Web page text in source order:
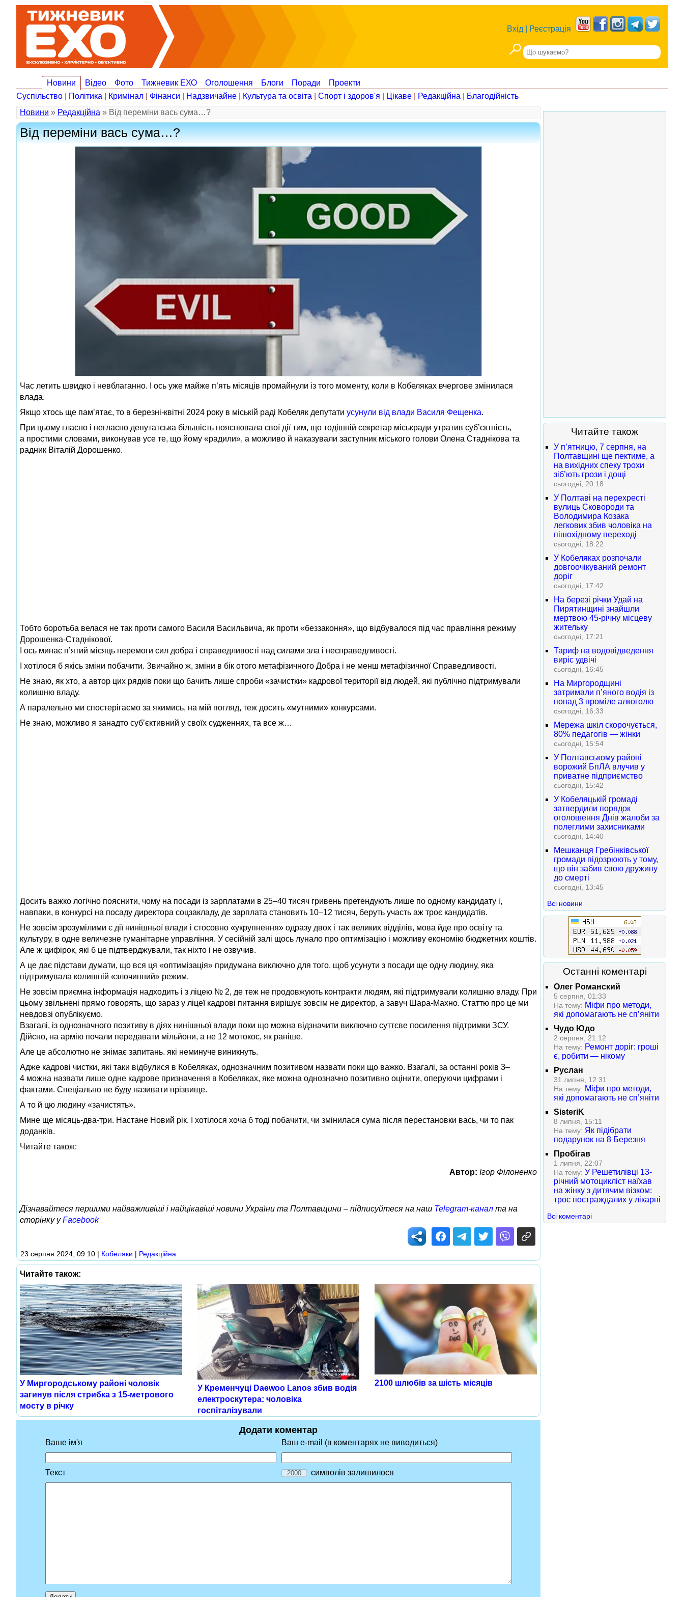
Вхід Реєстрація
Новини Відео Фото Тижневик ЕХО Оголошення Блоги Поради
Проекти
Суспільство
Політика Кримінал Фінанси Надзвичайне Культура та освіта Спорт і здоров'я Цікаве Редакційна
Благодійність
Новини » Редакційна » Від переміни вась сума…?
Від переміни вась сума…?
Час летить швидко і невблаганно. І ось уже майже п’ять місяців промайнули із того моменту, коли в Кобеляках вчергове змінилася
влада.
Якщо хтось ще пам’ятає, то в березні-квітні 2024 року в міській раді Кобеляк депутати усунули від влади Василя Фещенка.
При цьому гласно і негласно депутатська більшість пояснювала свої дії тим, що тодішній секретар міськради утратив суб’єктність,
а простими словами, виконував усе те, що йому «радили», а можливо й наказували заступник міського голови Олена Стаднікова та
радник Віталій Дорошенко.
Тобто боротьба велася не так проти самого Василя Васильвича, як проти «беззаконня», що відбувалося під час правління режиму
Дорошенка-Стаднікової.
І ось минає п’ятий місяць перемоги сил добра і справедливості над силами зла і несправедливості.
І хотілося б якісь зміни побачити. Звичайно ж, зміни в бік отого метафізичного Добра і не менш метафізичної Справедливості.
Не знаю, як хто, а автор цих рядків поки що бачить лише спроби «зачистки» кадрової території від людей, які публічно підтримували
колишню владу.
А паралельно ми спостерігаємо за якимись, на мій погляд, теж досить «мутними» конкурсами.
Не знаю, можливо я занадто суб’єктивний у своїх судженнях, та все ж…
Досить важко логічно пояснити, чому на посади із зарплатами в 25–40 тисяч гривень претендують лише по одному кандидату і,
навпаки, в конкурсі на посаду директора соцзакладу, де зарплата становить 10–12 тисяч, беруть участь аж троє кандидатів.
Не зовсім зрозумілими є дії нинішньої влади і стосовно «укрупнення» одразу двох і так великих відділів, мова йде про освіту та
культуру, в одне величезне гуманітарне управління. У сесійній залі щось лунало про оптимізацію і можливу економію бюджетних коштів.
Але ж цифірок, які б це підтверджували, так ніхто і не озвучив.
А це дає підстави думати, що вся ця «оптимізація» придумана виключно для того, щоб усунути з посади ще одну людину, яка
підтримувала колишній «злочинний» режим.
Не зовсім приємна інформація надходить і з ліцею № 2, де теж не продовжують контракти людям, які підтримували колишню владу. При
цьому звільнені прямо говорять, що зараз у ліцеї кадрові питання вирішує зовсім не директор, а завуч Шара-Махно. Статтю про це ми
невдовзі опублікуємо.
Взагалі, із однозначного позитиву в діях нинішньої влади поки що можна відзначити виключно суттєве посилення підтримки ЗСУ.
Дійсно, на армію почали передавати мільйони, а не 12 мотокос, як раніше.
Але це абсолютно не знімає запитань. які неминуче виникнуть.
Адже кадрові чистки, які таки відбулися в Кобеляках, однозначним позитивом назвати поки що важко. Взагалі, за останні років 3–
4 можна назвати лише одне кадрове призначення в Кобеляках, яке можна однозначно позитивно оцінити, оперуючи цифрами і
фактами. Спеціально не буду називати прізвище.
А то й цю людину «зачистять».
Мине ще місяць-два-три. Настане Новий рік. І хотілося хоча б тоді побачити, чи змінилася сума після перестановки вась, чи то пак
доданків.
Читайте також:
Автор: Ігор Філоненко
Дізнавайтеся першими найважливіші і найцікавіші новини України та Полтавщини – підписуйтеся на наш Telegram-канал та на
сторінку уFacebook
23 серпня 2024, 09:10 | Кобеляки | Редакційна
Читайте також:
У Миргородському районі чоловік
загинув після стрибка з 15-метрового
мосту в річку
У Кременчуці Daewoo Lanos збив водія
електроскутера: чоловіка
госпіталізували
2100 шлюбів за шість місяців
Додати коментар
Ваше ім'я Ваш e-mail (в коментарях не виводиться)
Текст символів залишилося
Читайте також
У п’ятницю, 7 серпня, на
Полтавщині ще пектиме, а
на вихідних спеку трохи
зіб’ють грози і дощі
сьогодні, 20:18
У Полтаві на перехресті
вулиць Сковороди та
Володимира Козака
легковик збив чоловіка на
пішохідному переході
сьогодні, 18:22
У Кобеляках розпочали
довгоочікуваний ремонт
доріг
сьогодні, 17:42
На березі річки Удай на
Пирятинщині знайшли
мертвою 45-річну місцеву
жительку
сьогодні, 17:21
Тариф на водовідведення
виріс удвічі
сьогодні, 16:45
На Миргородщині
затримали п’яного водія із
понад 3 проміле алкоголю
сьогодні, 16:33
Мережа шкіл скорочується,
80% педагогів — жінки
сьогодні, 15:54
У Полтавському районі
ворожий БпЛА влучив у
приватне підприємство
сьогодні, 15:42
У Кобеляцькій громаді
затвердили порядок
оголошення Днів жалоби за
полеглими захисниками
сьогодні, 14:40
Мешканця Гребінківської
громади підозрюють у тому,
що він забив свою дружину
до смерті
сьогодні, 13:45
Всі новини
Останні коментарі
Олег Романский
5 серпня, 01:33
На тему: Міфи про методи,
які допомагають не сп’яніти
Чудо Юдо
2 серпня, 21:12
На тему: Ремонт доріг: гроші
є, робити — нікому
Руслан
31 липня, 12:31
На тему: Міфи про методи,
які допомагають не сп’яніти
SisteriK
8 липня, 15:11
На тему: Як підібрати
подарунок на 8 Березня
Пробігав
1 липня, 22:07
На тему: У Решетилівці 13-
річний мотоцикліст наїхав
на жінку з дитячим візком:
троє постраждалих у лікарні
Всі коментарі